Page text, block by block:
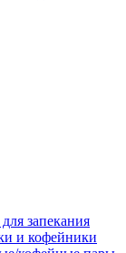
запекания
и кофейники